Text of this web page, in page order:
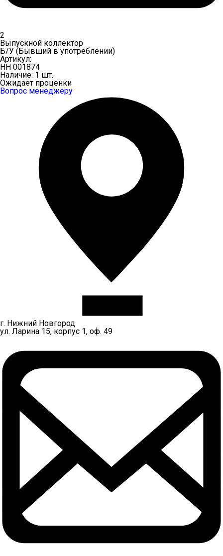
2
Выпускной коллектор
Б/У (Бывший в употреблении)
Артикул:
НН 001874
Наличие: 1 шт.
Ожидает проценки
Вопрос менеджеру
г. Нижний Новгород
ул. Ларина 15, корпус 1, оф. 49